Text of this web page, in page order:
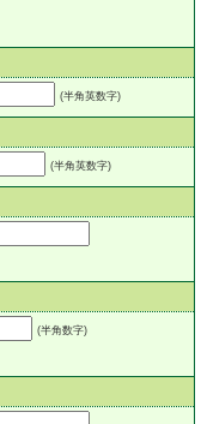
(半角英数字)
(半角英数字)
(半角数字)